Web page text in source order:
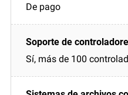
De pago
Sí, más de 100